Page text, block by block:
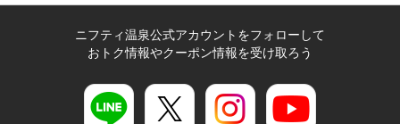
ニフティ温泉公式アカウントをフォローして
おトク情報やクーポン情報を受け取ろう